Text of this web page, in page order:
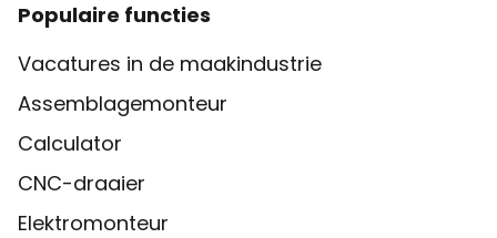
Populaire functies
Vacatures in de maakindustrie
Assemblagemonteur
Calculator
CNC-draaier
Elektromonteur